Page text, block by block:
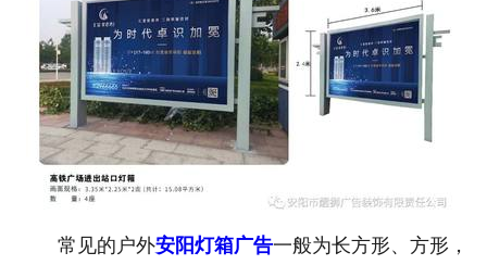
诚聘英才
常见的户外安阳灯箱广告一般为长方形、方形，